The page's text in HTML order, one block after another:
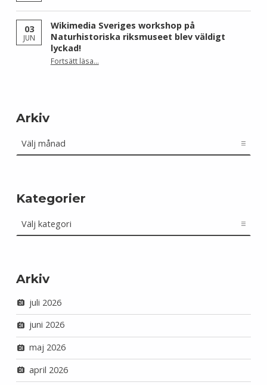
03
JUN
Wikimedia Sveriges workshop på
Naturhistoriska riksmuseet blev väldigt
lyckad!
Fortsätt läsa“Wikimedia Sveriges workshop på Naturhistoriska riksmuseet blev väldigt lyckad!”
…
Arkiv
Kategorier
Arkiv
juli 2026
juni 2026
maj 2026
april 2026